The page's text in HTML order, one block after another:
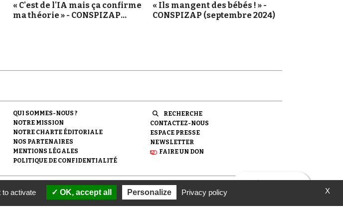
« C'est de l'IA mais ça confirme
ma théorie » - CONSPIZAP
« Ils mangent des bébés ! » -
CONSPIZAP (septembre 2024)
QUI SOMMES-NOUS ?
NOTRE MISSION
NOTRE CHARTE ÉDITORIALE
NOS PARTENAIRES
MENTIONS LÉGALES
POLITIQUE DE CONFIDENTIALITÉ
RECHERCHE
CONTACTEZ-NOUS
ESPACE PRESSE
NEWSLETTER
FAIRE UN DON
loi de 1901) avec le soutien de la Fondation pour la Mémoire de la Shoah. X
to activate OK, accept all Personalize Privacy policy